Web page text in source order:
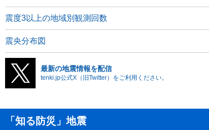
震度3以上の地域別観測回数
震央分布図
最新の地震情報を配信
tenki.jp公式X（旧Twitter）をご利用ください。
「知る防災」地震